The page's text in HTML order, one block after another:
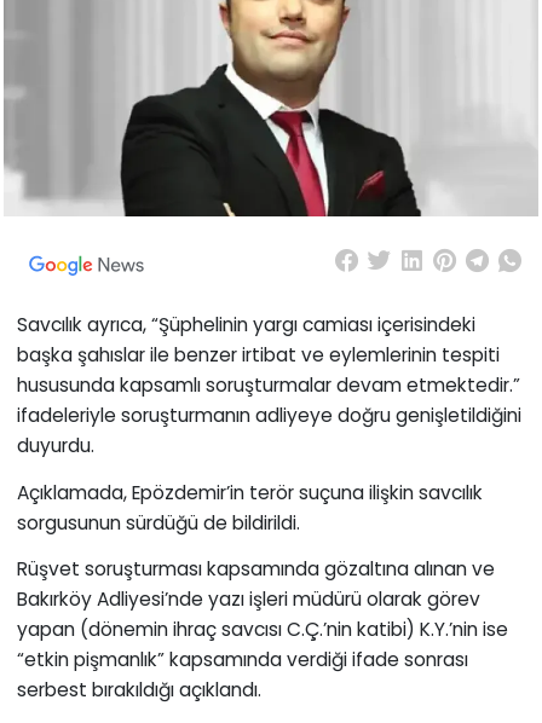
Savcılık ayrıca, “Şüphelinin yargı camiası içerisindeki
başka şahıslar ile benzer irtibat ve eylemlerinin tespiti
hususunda kapsamlı soruşturmalar devam etmektedir.”
ifadeleriyle soruşturmanın adliyeye doğru genişletildiğini
duyurdu.
Açıklamada, Epözdemir’in terör suçuna ilişkin savcılık
sorgusunun sürdüğü de bildirildi.
Rüşvet soruşturması kapsamında gözaltına alınan ve
Bakırköy Adliyesi’nde yazı işleri müdürü olarak görev
yapan (dönemin ihraç savcısı C.Ç.’nin katibi) K.Y.’nin ise
“etkin pişmanlık” kapsamında verdiği ifade sonrası
serbest bırakıldığı açıklandı.